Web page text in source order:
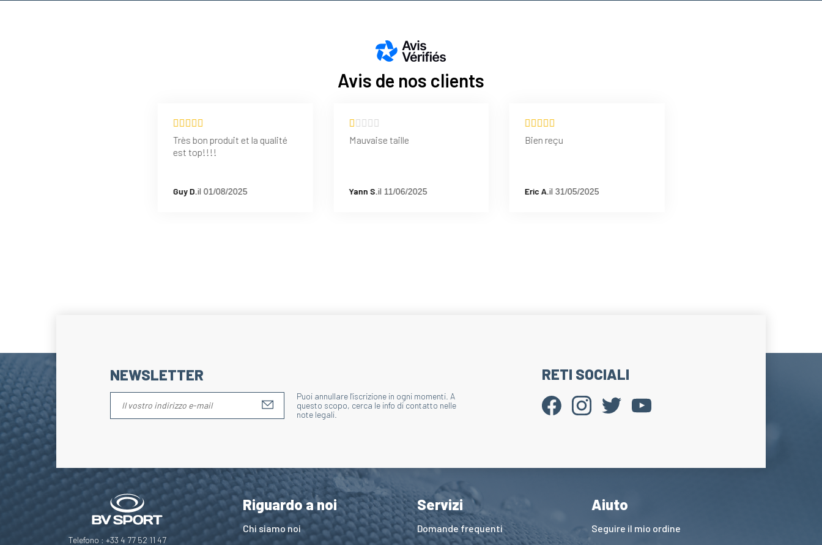
Avis de nos clients
Très bon produit et la qualité
est top!!!!
Guy D.il 01/08/2025
Mauvaise taille
Yann S.il 11/06/2025
Bien reçu
Eric A.il 31/05/2025
NEWSLETTER
S'INSCRIRE À LA NEWSLETTER
Puoi annullare l'iscrizione in ogni momenti. A
questo scopo, cerca le info di contatto nelle
note legali.
RETI SOCIALI
Telefono : +33 4 77 52 11 47
Riguardo a noi
Chi siamo noi
Servizi
Domande frequenti
Aiuto
Seguire il mio ordine